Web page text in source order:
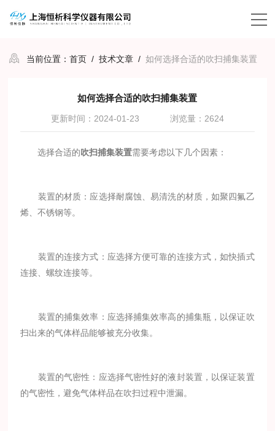
当前位置：首页 /技术文章 /如何选择合适的吹扫捕集装置
如何选择合适的吹扫捕集装置
更新时间：2024-01-23 浏览量：2624
选择合适的吹扫捕集装置需要考虑以下几个因素：
装置的材质：应选择耐腐蚀、易清洗的材质，如聚四氟乙
烯、不锈钢等。
装置的连接方式：应选择方便可靠的连接方式，如快插式
连接、螺纹连接等。
装置的捕集效率：应选择捕集效率高的捕集瓶，以保证吹
扫出来的气体样品能够被充分收集。
装置的气密性：应选择气密性好的液封装置，以保证装置
的气密性，避免气体样品在吹扫过程中泄漏。